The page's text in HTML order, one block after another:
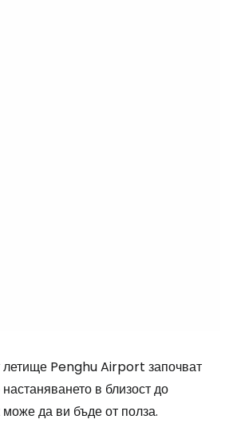
летище Penghu Airport започват
в близост до
да ви бъде от полза.